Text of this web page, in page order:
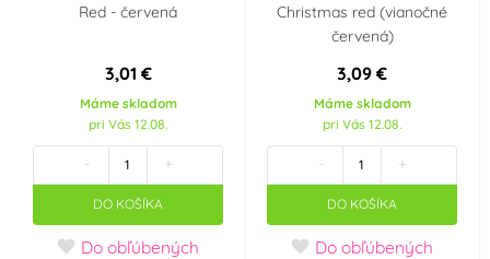
Tiramisu (0)
Kokos Arašídy
Ananas
Smetana, mléko,
Neutrál (0)
Red - červená
3,01 €
Máme skladom
pri Vás 12.08.
- +
DO KOŠÍKA
Do obľúbených
Christmas red (vianočné
červená)
3,09 €
Máme skladom
pri Vás 12.08.
- +
DO KOŠÍKA
Do obľúbených